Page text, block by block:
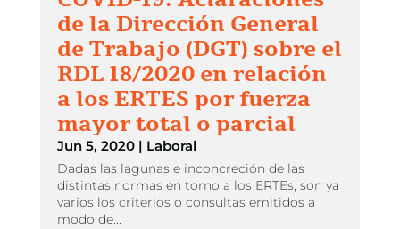
de la Dirección General
de Trabajo (DGT) sobre el
RDL 18/2020 en relación
a los ERTES por fuerza
mayor total o parcial
Jun 5, 2020| Laboral
Dadas las lagunas e inconcreción de las
distintas normas en torno a los ERTEs, son ya
varios los criterios o consultas emitidos a
modo de...